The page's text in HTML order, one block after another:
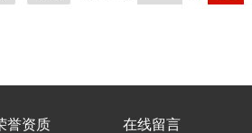
誉资质 在线留言